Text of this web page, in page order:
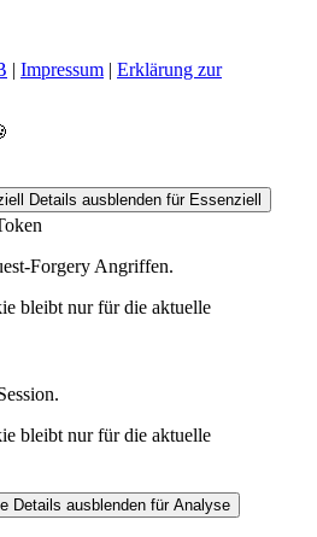
| Impressum | Erklärung zur
Details ausblenden für Essenziell
Forgery Angriffen.
bleibt nur für die aktuelle
bleibt nur für die aktuelle
Details ausblenden für Analyse